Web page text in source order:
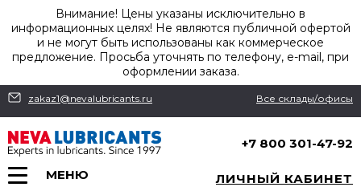
Внимание! Цены указаны исключительно в
информационных целях! Не являются публичной офертой
и не могут быть использованы как коммерческое
предложение. Просьба уточнять по телефону, e-mail, при
оформлении заказа.
zakaz1@nevalubricants.ru Все склады/офисы
+7 800 301-47-92
МЕНЮ ЛИЧНЫЙ КАБИНЕТ